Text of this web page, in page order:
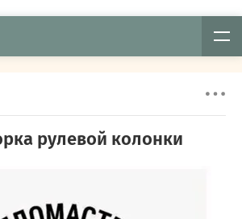
рулевой колонки